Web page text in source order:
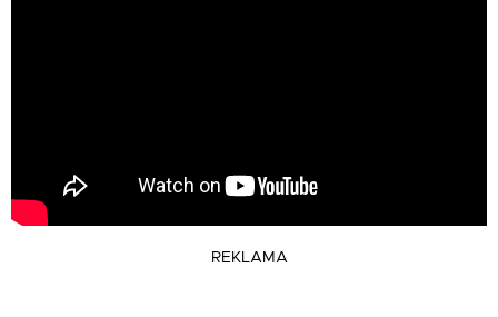
REKLAMA